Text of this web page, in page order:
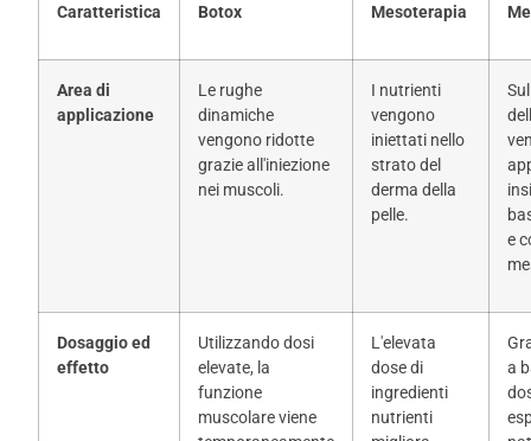
Caratteristica Botox Mesoterapia
Area di
applicazione
Le rughe
dinamiche
vengono ridotte
grazie all'iniezione
nei muscoli.
I nutrienti
vengono
iniettati nello
strato del
derma della
pelle.
e
Dosaggio ed
effetto
Utilizzando dosi
elevate, la
funzione
muscolare viene
L'elevata
dose di
ingredienti
nutrienti
a